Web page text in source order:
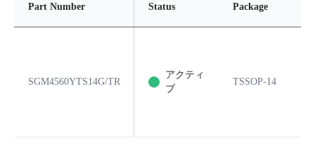
Part Number Status Package
SGM4560YTS14G/TR
アクティ
ブ
TSSOP-14